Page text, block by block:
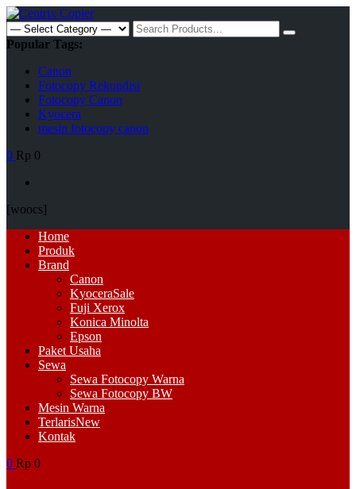
Skip
to
content
Search
for:
Popular Tags:
Canon
Fotocopy Rekondisi
Fotocopy Canon
Kyocera
mesin fotocopy canon
0 Rp 0
[woocs]
Primary
Menu
Home
Produk
Brand
Canon
KyoceraSale
Fuji Xerox
Konica Minolta
Epson
Paket Usaha
Sewa
Sewa Fotocopy Warna
Sewa Fotocopy BW
Mesin Warna
TerlarisNew
Kontak
0 Rp 0